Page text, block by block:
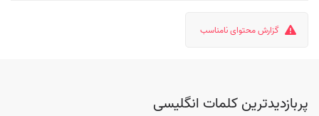
گزارش محتوای نامناسب
پربازدیدترین کلمات انگلیسی